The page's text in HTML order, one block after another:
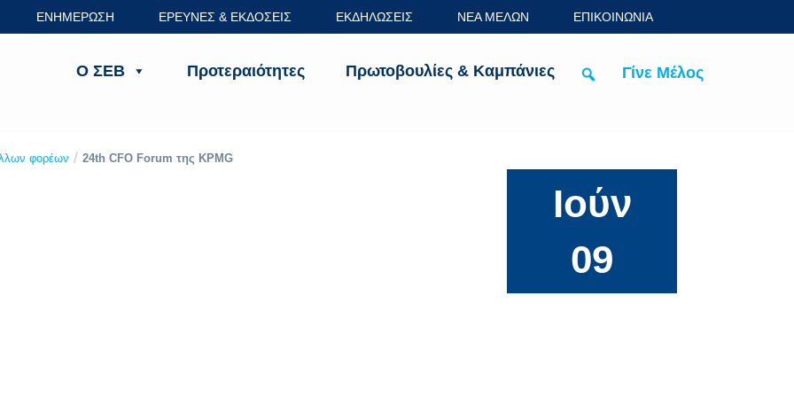
ΕΝΗΜΕΡΩΣΗ ΕΡΕΥΝΕΣ & ΕΚΔΟΣΕΙΣ ΕΚΔΗΛΩΣΕΙΣ ΝΕΑ ΜΕΛΩΝ ΕΠΙΚΟΙΝΩΝΙΑ
Ο ΣΕΒ Προτεραιότητες Πρωτοβουλίες & Καμπάνιες Γίνε Μέλος
φορέων / 24th CFO Forum της KPMG
Ιούν
09